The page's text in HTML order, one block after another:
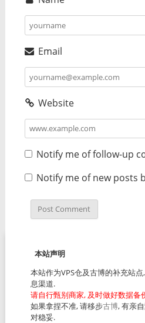
Email
Website
Notify me of follow-up
Notify me of new posts
本站声明
本站作为VPS仓及古博的补充站
息渠道.
请自行甄别商家, 及时做好数据备
如果拿捏不准, 请移步古博, 有亲
对稳妥.